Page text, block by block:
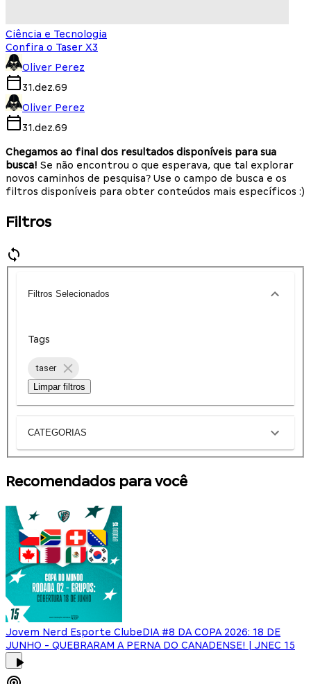
Ciência e Tecnologia
Confira o Taser X3
Oliver Perez
31.dez.69
Oliver Perez
31.dez.69
Chegamos ao final dos resultados disponíveis para sua
busca! Se não encontrou o que esperava, que tal explorar
novos caminhos de pesquisa? Use o campo de busca e os
filtros disponíveis para obter conteúdos mais específicos :)
Filtros
Filtros Selecionados
Tags
taser
Limpar filtros
CATEGORIAS
Recomendados para você
Jovem Nerd Esporte ClubeDIA #8 DA COPA 2026: 18 DE
JUNHO - QUEBRARAM A PERNA DO CANADENSE! | JNEC 15